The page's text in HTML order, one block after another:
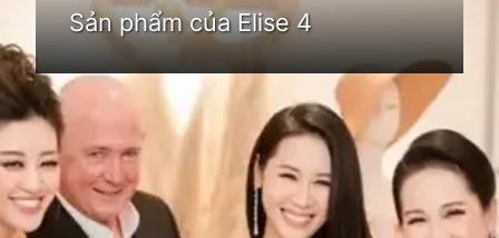
Sản phẩm của Elise 4